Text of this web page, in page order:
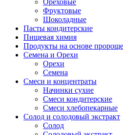
Ореховые
Фруктовые
Шоколадные
Пасты кондитерские
Пищевая химия
Продукты на основе
Семена и Орехи
Орехи
Семена
Смеси и концентраты
Начинки сухие
Смеси кондитерские
Смеси хлебопекарные
Солод и солодовый экстракт
Солод